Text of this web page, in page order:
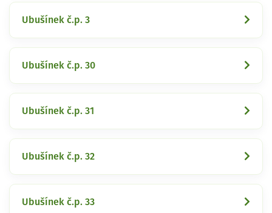
Ubušínek č.p. 3
Ubušínek č.p. 30
Ubušínek č.p. 31
Ubušínek č.p. 32
Ubušínek č.p. 33